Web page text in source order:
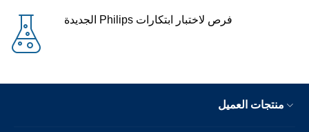
فرص لاختبار ابتكارات Philips الجديدة
منتجات العميل